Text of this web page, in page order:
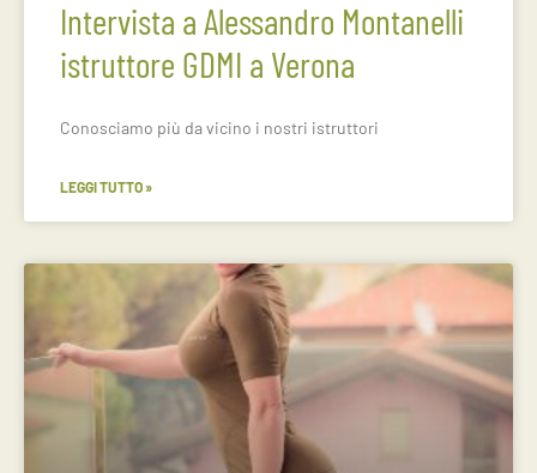
Intervista a Alessandro Montanelli
istruttore GDMI a Verona
Conosciamo più da vicino i nostri istruttori
LEGGI TUTTO »